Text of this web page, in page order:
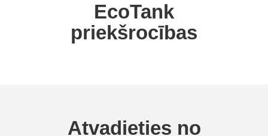
EcoTank
priekšrocības
Atvadieties no